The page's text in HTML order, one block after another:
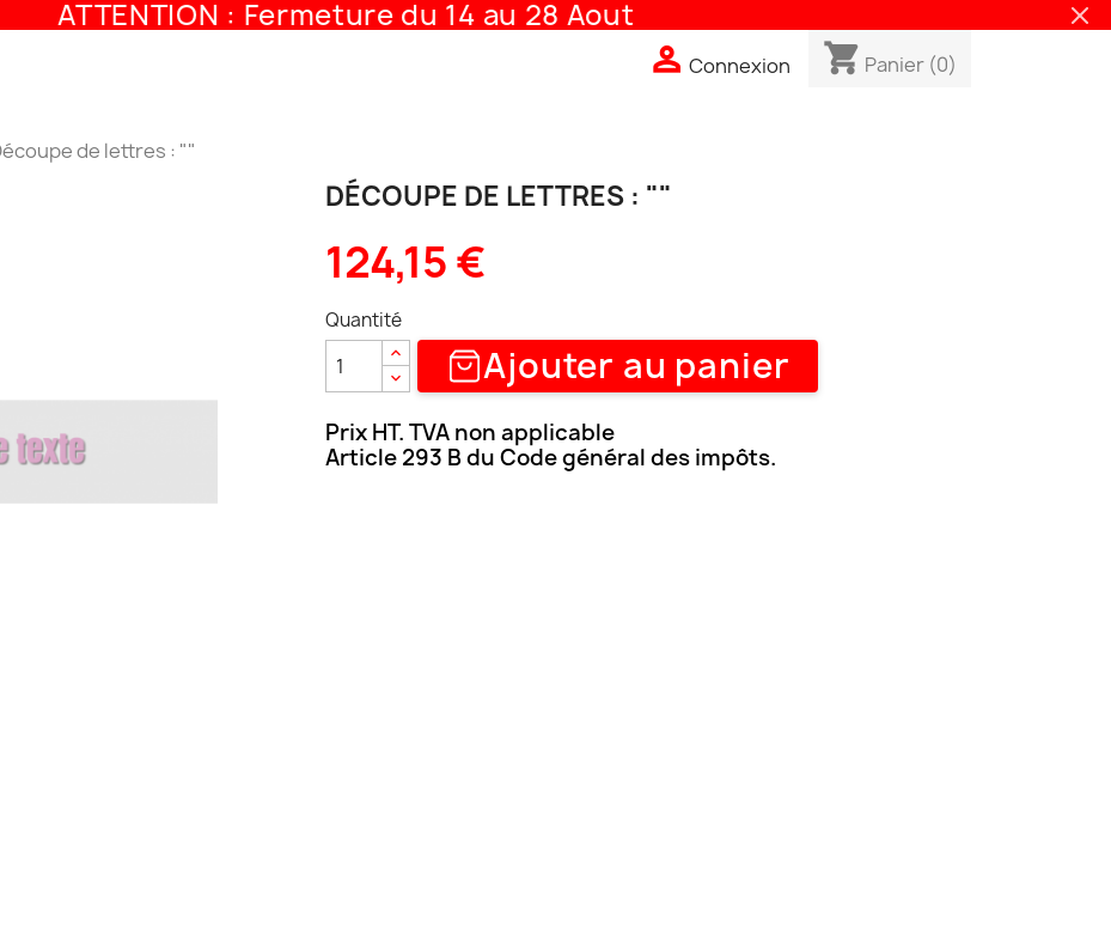
ATTENTION : Fermeture du 14 au 28 Aout
 Connexion shopping_cart Panier (0)
de lettres : ""
DÉCOUPE DE LETTRES : ""
124,15 €
Quantité
Ajouter au panier
Prix HT. TVA non applicable
Article 293 B du Code général des impôts.